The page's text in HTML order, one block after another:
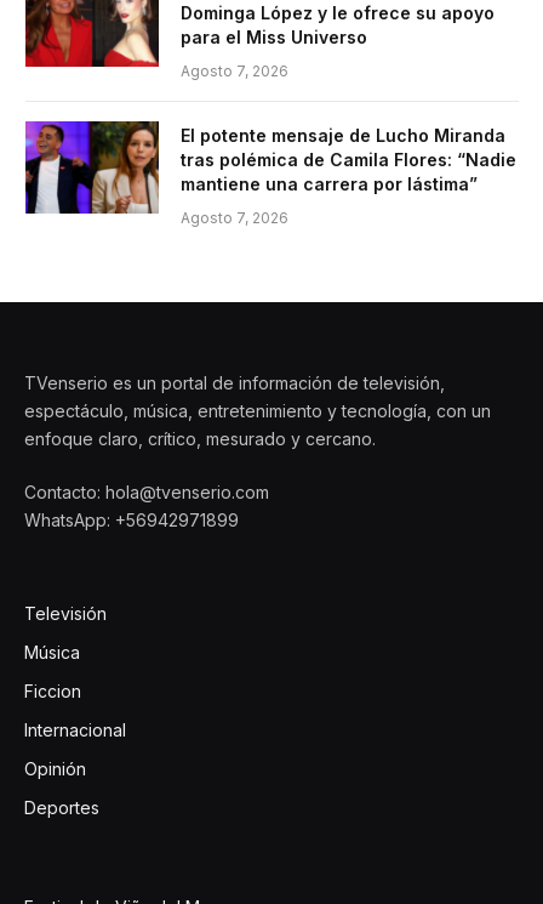
Dominga López y le ofrece su apoyo
para el Miss Universo
Agosto 7, 2026
El potente mensaje de Lucho Miranda
tras polémica de Camila Flores: “Nadie
mantiene una carrera por lástima”
Agosto 7, 2026
TVenserio es un portal de información de televisión,
espectáculo, música, entretenimiento y tecnología, con un
enfoque claro, crítico, mesurado y cercano.
Contacto: hola@tvenserio.com
WhatsApp: +56942971899
Televisión
Música
Ficcion
Internacional
Opinión
Deportes